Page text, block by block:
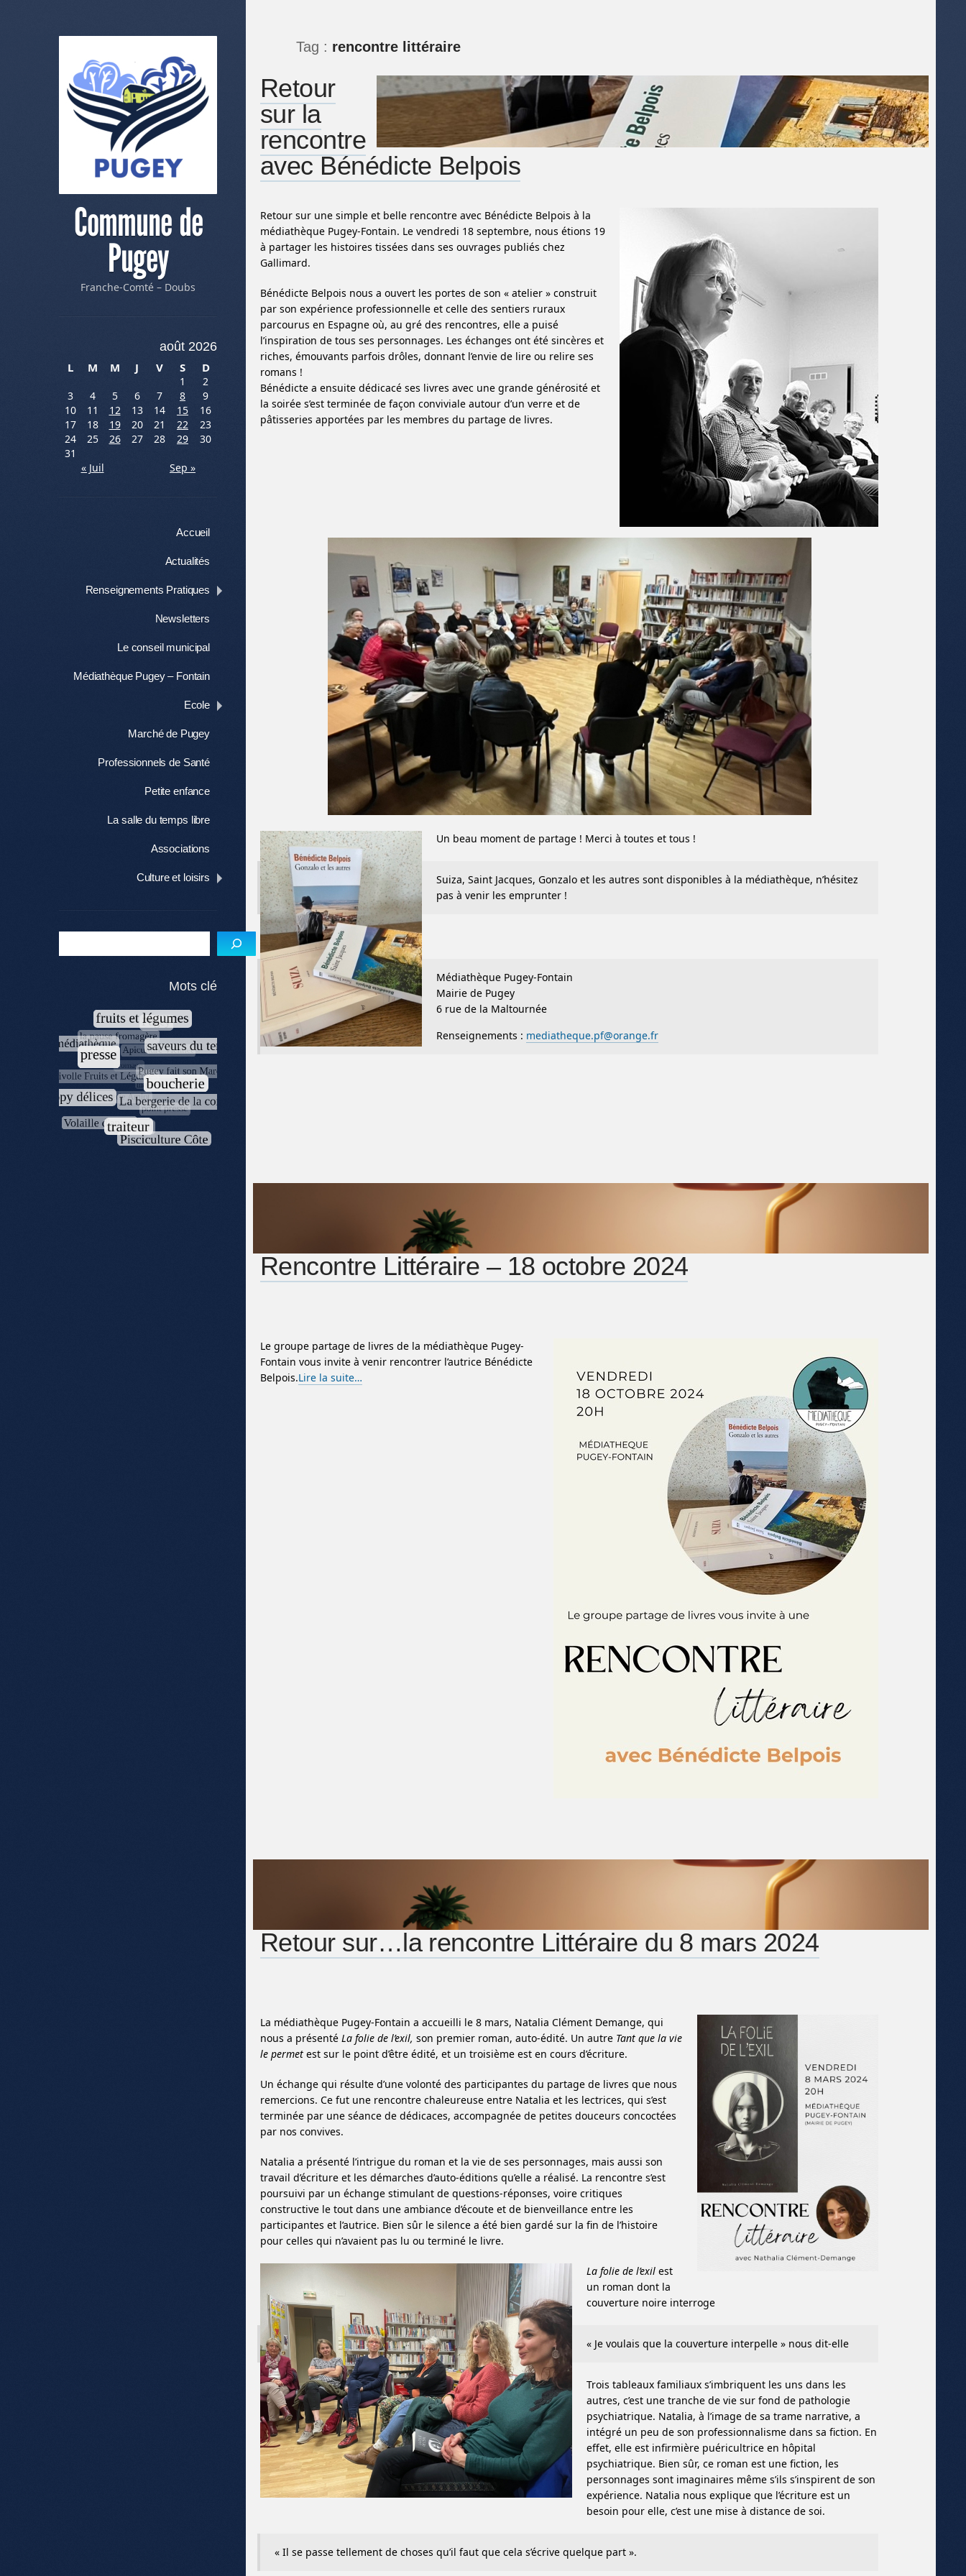
Commune de
Pugey
Franche-Comté – Doubs
août 2026
L
M M J V S D
1
2
3
4 5 6 7 8
9
10
11 12 13 14 15
16
17
18 19 20 21 22
23
24
25 26 27 28 29
30
31
« Juil
Sep »
Accueil
Actualités
Renseignements Pratiques
Newsletters
Le conseil municipal
Médiathèque Pugey – Fontain
Ecole
Marché de Pugey
Professionnels de Santé
Petite enfance
La salle du temps libre
Associations
Culture et loisirs
Tag : rencontre littéraire
Retour
sur la
rencontre
avec Bénédicte Belpois
Retour sur une simple et belle rencontre avec Bénédicte Belpois à la
médiathèque Pugey-Fontain. Le vendredi 18 septembre, nous étions 19
à partager les histoires tissées dans ses ouvrages publiés chez
Gallimard.
Bénédicte Belpois nous a ouvert les portes de son « atelier » construit
par son expérience professionnelle et celle des sentiers ruraux
parcourus en Espagne où, au gré des rencontres, elle a puisé
l’inspiration de tous ses personnages. Les échanges ont été sincères et
riches, émouvants parfois drôles, donnant l’envie de lire ou relire ses
romans !
Bénédicte a ensuite dédicacé ses livres avec une grande générosité et
la soirée s’est terminée de façon conviviale autour d’un verre et de
pâtisseries apportées par les membres du partage de livres.
Un beau moment de partage ! Merci à toutes et tous !
Suiza, Saint Jacques, Gonzalo et les autres sont disponibles à la médiathèque, n’hésitez
pas à venir les emprunter !
Médiathèque Pugey-Fontain
Mairie de Pugey
6 rue de la Maltournée
Renseignements : mediatheque.pf@orange.fr
Rencontre Littéraire – 18 octobre 2024
Le groupe partage de livres de la médiathèque Pugey-
Fontain vous invite à venir rencontrer l’autrice Bénédicte
Belpois.Lire la suite…
Retour sur…la rencontre Littéraire du 8 mars 2024
La médiathèque Pugey-Fontain a accueilli le 8 mars, Natalia Clément Demange, qui
nous a présenté La folie de l’exil, son premier roman, auto-édité. Un autre Tant que la vie
le permet est sur le point d’être édité, et un troisième est en cours d’écriture.
Un échange qui résulte d’une volonté des participantes du partage de livres que nous
remercions. Ce fut une rencontre chaleureuse entre Natalia et les lectrices, qui s’est
terminée par une séance de dédicaces, accompagnée de petites douceurs concoctées
par nos convives.
Natalia a présenté l’intrigue du roman et la vie de ses personnages, mais aussi son
travail d’écriture et les démarches d’auto-éditions qu’elle a réalisé. La rencontre s’est
poursuivi par un échange stimulant de questions-réponses, voire critiques
constructive le tout dans une ambiance d’écoute et de bienveillance entre les
participantes et l’autrice. Bien sûr le silence a été bien gardé sur la fin de l’histoire
pour celles qui n’avaient pas lu ou terminé le livre.
La folie de l’exil est
un roman dont la
couverture noire interroge
« Je voulais que la couverture interpelle » nous dit-elle
Trois tableaux familiaux s’imbriquent les uns dans les
autres, c’est une tranche de vie sur fond de pathologie
psychiatrique. Natalia, à l’image de sa trame narrative, a
intégré un peu de son professionnalisme dans sa fiction. En
effet, elle est infirmière puéricultrice en hôpital
psychiatrique. Bien sûr, ce roman est une fiction, les
personnages sont imaginaires même s’ils s’inspirent de son
expérience. Natalia nous explique que l’écriture est un
besoin pour elle, c’est une mise à distance de soi.
« Il se passe tellement de choses qu’il faut que cela s’écrive quelque part ».
Mots clé